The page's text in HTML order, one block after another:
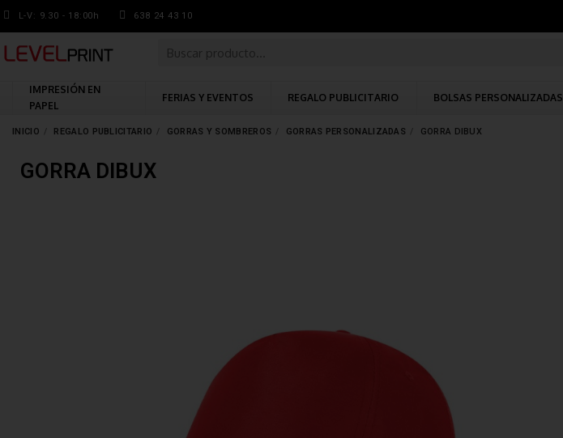
L-V: 9.30 - 18:00h 638 24 43 10
IMPRESIÓN EN
PAPEL
FERIAS Y EVENTOS REGALO PUBLICITARIO BOLSAS PERSONALIZADAS
INICIO REGALO PUBLICITARIO GORRAS Y SOMBREROS GORRAS PERSONALIZADAS GORRA DIBUX
GORRA DIBUX